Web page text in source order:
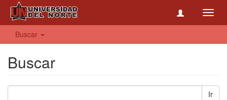
Buscar
Buscar
Ir